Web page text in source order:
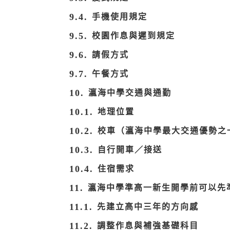
手機使用規定
校園作息與遲到規定
請假方式
午餐方式
瀛海中學交通與通勤
地理位置
校車（瀛海中學最大交通優勢之
自行開車／接送
住宿需求
瀛海中學準高一新生開學前可以先
先建立高中三年的方向感
調整作息與補強基礎科目